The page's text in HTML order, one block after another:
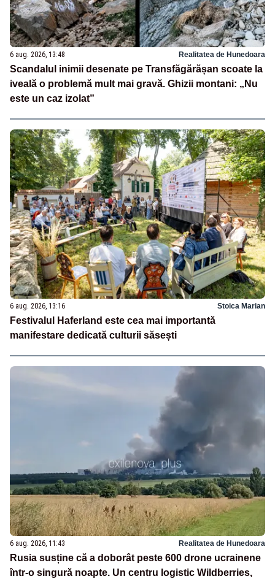
6 aug. 2026, 13:48 Realitatea de Hunedoara
Scandalul inimii desenate pe Transfăgărășan scoate la
iveală o problemă mult mai gravă. Ghizii montani: „Nu
este un caz izolat”
6 aug. 2026, 13:16 Stoica Marian
Festivalul Haferland este cea mai importantă
manifestare dedicată culturii săsești
6 aug. 2026, 11:43 Realitatea de Hunedoara
Rusia susține că a doborât peste 600 drone ucrainene
într-o singură noapte. Un centru logistic Wildberries,